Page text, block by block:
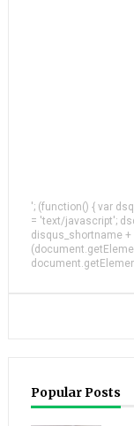
'; (function() { var
= 'text/javascript';
disqus_shortname
Popular Posts